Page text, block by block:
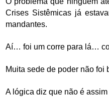
Crises Sistêmicas já
mandantes.
Aí… foi um corre para lá…
Muita sede de poder não foi
A lógica diz que não é